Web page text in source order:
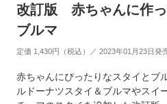
改訂版 赤ちゃんに作っ
ブルマ
定価 1,430円（税込）／ 2023年01月23日発
赤ちゃんにぴったりなスタイとブ
ルドーナツスタイ＆ブルマやスイ